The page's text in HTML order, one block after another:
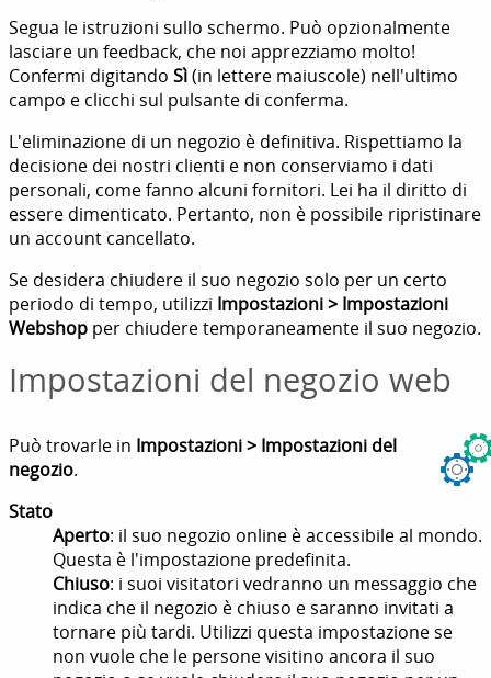
Segua le istruzioni sullo schermo. Può opzionalmente
lasciare un feedback, che noi apprezziamo molto!
Confermi digitando Sì(in lettere maiuscole) nell'ultimo
campo e clicchi sul pulsante di conferma.
L'eliminazione di un negozio è definitiva. Rispettiamo la
decisione dei nostri clienti e non conserviamo i dati
personali, come fanno alcuni fornitori. Lei ha il diritto di
essere dimenticato. Pertanto, non è possibile ripristinare
un account cancellato.
Se desidera chiudere il suo negozio solo per un certo
periodo di tempo, utilizzi Impostazioni > Impostazioni
Webshop per chiudere temporaneamente il suo negozio.
Impostazioni del negozio web
Può trovarle in Impostazioni > Impostazioni del
negozio.
Stato
Aperto: il suo negozio online è accessibile al mondo.
Questa è l'impostazione predefinita.
Chiuso: i suoi visitatori vedranno un messaggio che
indica che il negozio è chiuso e saranno invitati a
tornare più tardi. Utilizzi questa impostazione se
non vuole che le persone visitino ancora il suo